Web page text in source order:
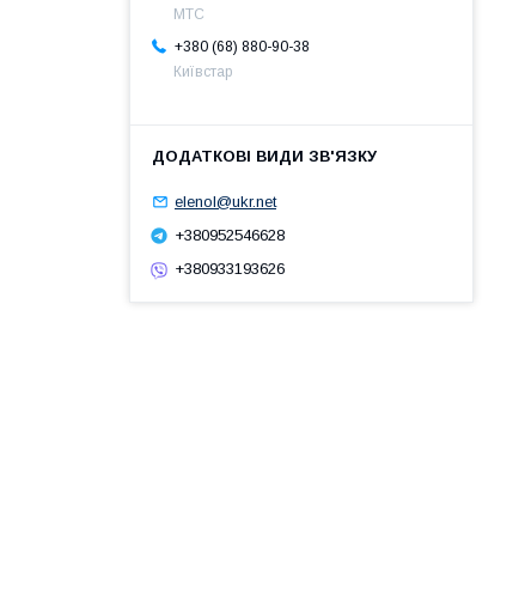
МТС
+380 (68) 880-90-38
Київстар
elenol@ukr.net
+380952546628
+380933193626